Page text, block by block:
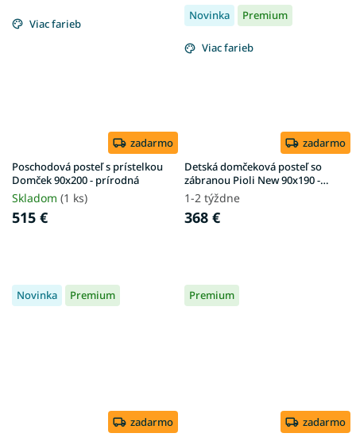
Viac farieb
zadarmo
Poschodová posteľ s prístelkou
Domček 90x200 - prírodná
Skladom (1 ks)
515 €
Novinka Premium
Viac farieb
zadarmo
Detská domčeková posteľ so
zábranou Pioli New 90x190 -
prírodná
1-2 týždne
368 €
Novinka Premium
zadarmo
Premium
zadarmo